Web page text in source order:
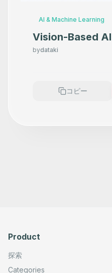
AI & Machine Learning
Vision-Based
- with Google
bydataki
コピー
Product
探索
Categories